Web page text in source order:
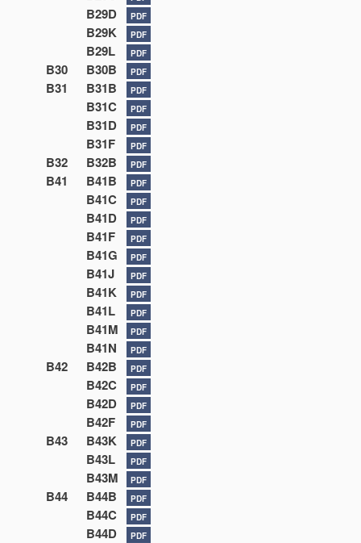
B29D PDF
B29K PDF
B29L PDF
B30 B30B PDF
B31 B31B PDF
B31C PDF
B31D PDF
B31F PDF
B32 B32B PDF
B41 B41B PDF
B41C PDF
B41D PDF
B41F PDF
B41G PDF
B41J PDF
B41K PDF
B41L PDF
B41M PDF
B41N PDF
B42 B42B PDF
B42C PDF
B42D PDF
B42F PDF
B43 B43K PDF
B43L PDF
B43M PDF
B44 B44B PDF
B44C PDF
B44D PDF